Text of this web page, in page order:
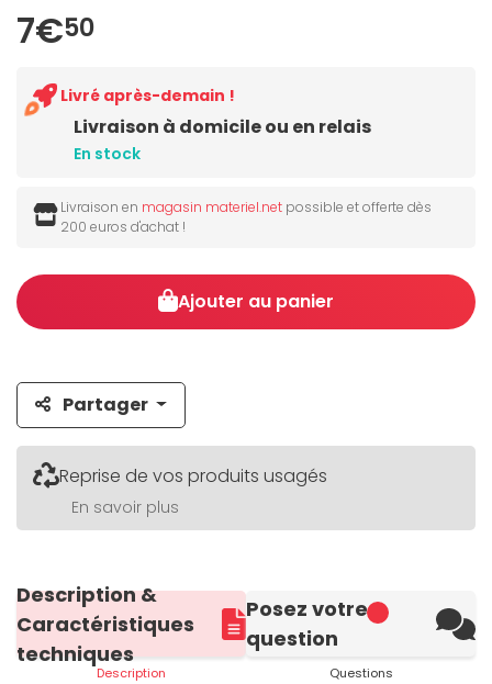
7€50
Livraison à domicile ou en relais
En stock
Livré après-demain !
Livraison en magasin materiel.net possible et offerte dès
200 euros d'achat !
Ajouter au panier
Partager
Reprise de vos produits usagés
En savoir plus
Description &
Caractéristiques
techniques
Description
Posez votre
question
Questions